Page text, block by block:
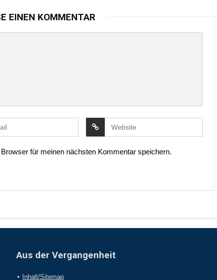
EINEN KOMMENTAR
für meinen nächsten Kommentar speichern.
Aus der Vergangenheit
Inhalt/Sitemap